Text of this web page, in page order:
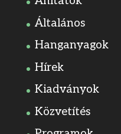
Általános
Hanganyagok
Hírek
Kiadványok
Közvetítés